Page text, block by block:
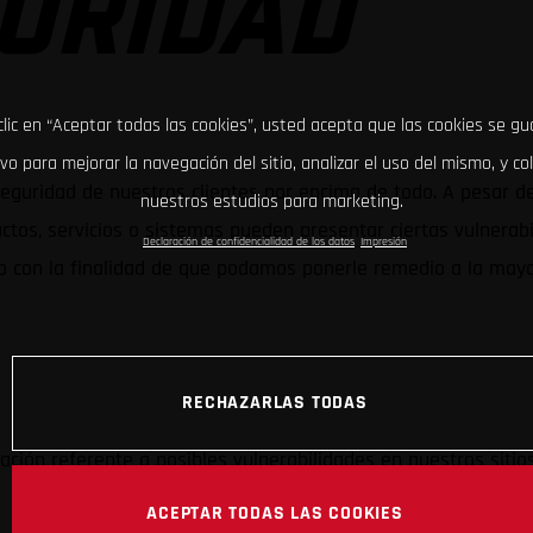
de nuestros clientes por encima de todo. A pesar
servicios o sistemas pueden presentar ciertas
la finalidad de que podamos ponerle remedio a la
referente a posibles vulnerabilidades en nuestros
en “Aceptar todas las cookies”, usted acepta que las cookies se
para mejorar la navegación del sitio, analizar el uso del mismo, y
nuestros estudios para marketing.
Declaración de confidencialidad de los datos Impresión
RECHAZARLAS TODAS
ACEPTAR TODAS LAS COOKIES